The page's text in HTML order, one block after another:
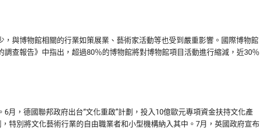
與博物館相關的行業如策展業、藝術家活動等也受到嚴重影響。國際博物館
查報告》中指出，超過80％的博物館將對博物館項目活動進行縮減，近30％
，德國聯邦政府出台“文化重啟”計劃，投入10億歐元專項資金扶持文化產
特別將文化藝術行業的自由職業者和小型機構納入其中。7月，英國政府宣布